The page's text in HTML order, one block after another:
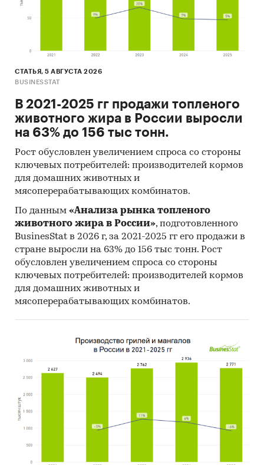
и экспорта за
январь 2019 - май 2024
натуральном и денежном выражении с
детализацией в разрезе стран, а также
динамика средневзвешенной стоимости.
*Данные после января 2022 года могут быть
недоступны для стран Евразийского
экономического союза: Белоруссии, Армении,
Кыргызстана и Казахстана.
Государственные закупки систем для
рентгенографии и рентгеноскопии
В рамках главы представлена информация о
части проведенных государственных закупок
систем для рентгенографии и рентгеноскопии
44-ФЗ и 223-ФЗ за периодс января 2017 года
по декабрь 2024 года, в которых был
определен поставщик. Для компаний
участвующих или планирующих участвовать в
государственных торгах показано
стоимости контрактов от их начальной
максимальной цены. Покупателям работы
предоставляется выгрузка в формате MS Excel.
скорректированы по запросу заказчика.
Профили крупнейших производителей
СТАТЬЯ, 5 АВГУСТА 2026
BUSINESSTAT
В 2021-2025 гг продажи топленого
животного жира в России выросли
на 63% до 156 тыс тонн.
Рост обусловлен увеличением спроса со стороны
ключевых потребителей: производителей кормов
для домашних животных и
мясоперерабатывающих комбинатов.
По данным «Анализа рынка топленого
животного жира в России», подготовленного
BusinesStat в 2026 г, за 2021-2025 гг его продажи в
стране выросли на 63% до 156 тыс тонн. Рост
обусловлен увеличением спроса со стороны
ключевых потребителей: производителей кормов
для домашних животных и
мясоперерабатывающих комбинатов.